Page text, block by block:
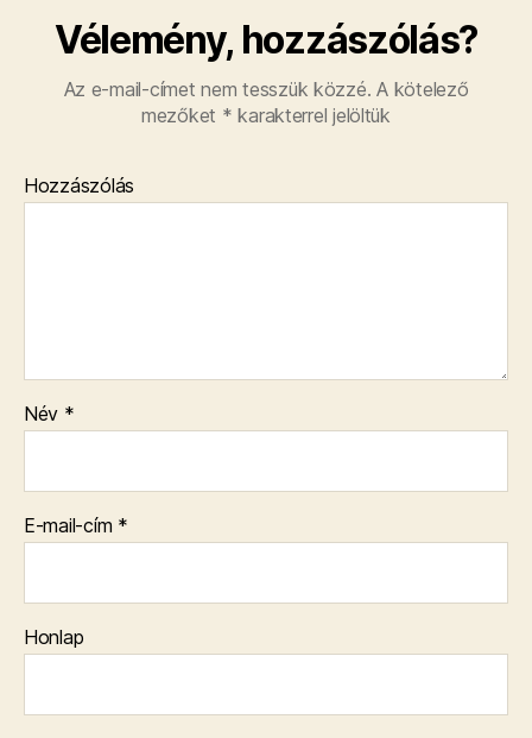
Vélemény, hozzászólás?
Az e-mail-címet nem tesszük közzé. A kötelező
mezőket * karakterrel jelöltük
Hozzászólás
Név *
E-mail-cím *
Honlap